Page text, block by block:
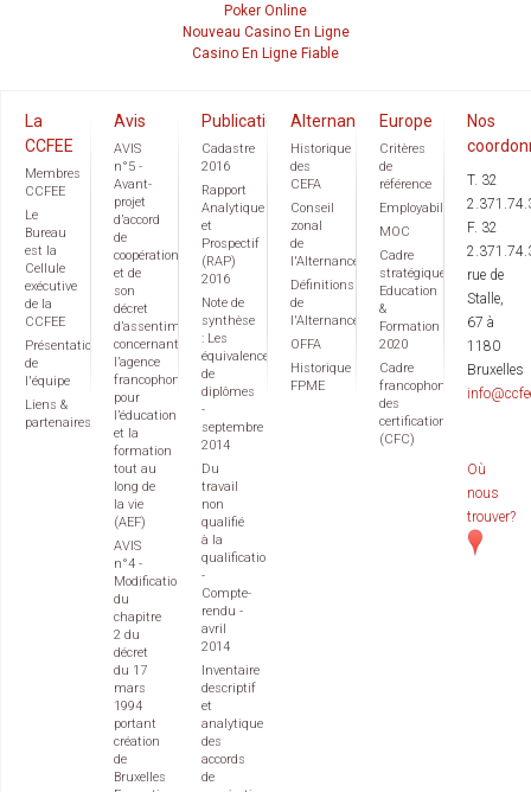
Poker Online
Nouveau Casino En Ligne
Casino En Ligne Fiable
La
CCFEE
Membres
CCFEE
Le
Bureau
est la
Cellule
exécutive
de la
CCFEE
Présentation
de
l'équipe
Liens &
partenaires
Avis
AVIS
n°5 -
Avant-
projet
d’accord
de
coopération
et de
son
décret
d’assentiment
concernant
l’agence
francophone
pour
l’éducation
et la
formation
tout au
long de
la vie
(AEF)
AVIS
n°4 -
Modification
du
chapitre
2 du
décret
du 17
mars
1994
portant
création
de
Bruxelles
Publications
Cadastre
2016
Rapport
Analytique
et
Prospectif
(RAP)
2016
Note de
synthèse
: Les
équivalences
de
diplômes
-
septembre
2014
Du
travail
non
qualifié
à la
qualification
-
Compte-
rendu -
avril
2014
Inventaire
descriptif
et
analytique
des
accords
de
Alternance
Historique
des
CEFA
Conseil
zonal
de
l'Alternance
Définitions
de
l'Alternance
OFFA
Historique
FPME
Europe
Critères
de
référence
Employabilité
MOC
Cadre
stratégique
Education
&
Formation
2020
Cadre
francophone
des
certifications
(CFC)
Nos
T. 32
F. 32
rue de
Stalle,
67 à
1180
Bruxelles
Où
nous
trouver?